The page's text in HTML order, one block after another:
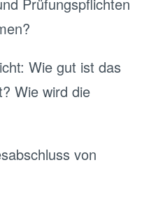
Wie gut ist das
Wie wird die
von